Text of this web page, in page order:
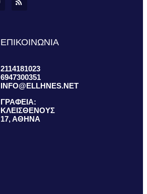
ΕΠΙΚΟΙΝΩΝΙΑ
2114181023
6947300351
INFO@ELLHNES.NET
ΓΡΑΦΕΙΑ:
ΚΛΕΙΣΘΕΝΟΥΣ
17, ΑΘΗΝΑ